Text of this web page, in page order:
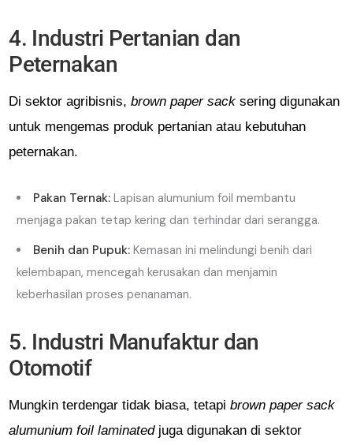
4. Industri Pertanian dan
Peternakan
Di sektor agribisnis,brown paper sack sering digunakan
untuk mengemas produk pertanian atau kebutuhan
peternakan.
Pakan Ternak: Lapisan alumunium foil membantu
menjaga pakan tetap kering dan terhindar dari serangga.
Benih dan Pupuk: Kemasan ini melindungi benih dari
kelembapan, mencegah kerusakan dan menjamin
keberhasilan proses penanaman.
5. Industri Manufaktur dan
Otomotif
Mungkin terdengar tidak biasa, tetapibrown paper sack
alumunium foil laminatedjuga digunakan di sektor